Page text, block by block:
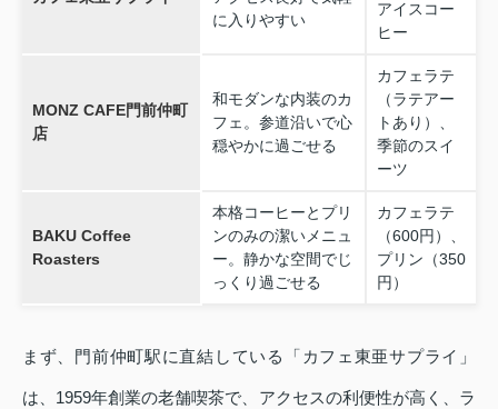
に入りやすい
アイスコー
ヒー
MONZ CAFE門前仲町
店
和モダンな内装のカ
フェ。参道沿いで心
穏やかに過ごせる
カフェラテ
（ラテアー
トあり）、
季節のスイ
ーツ
BAKU Coffee
Roasters
本格コーヒーとプリ
ンのみの潔いメニュ
ー。静かな空間でじ
っくり過ごせる
カフェラテ
（600円）、
プリン（350
円）
まず、門前仲町駅に直結している「カフェ東亜サプライ」
は、1959年創業の老舗喫茶で、アクセスの利便性が高く、ラ